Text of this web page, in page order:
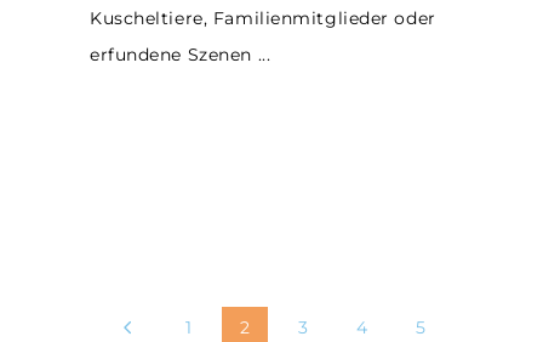
Kuscheltiere, Familienmitglieder oder
erfundene Szenen
1 2 3 4 5